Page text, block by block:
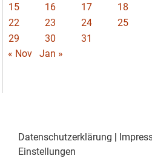
15
16 17 18
22
23 24 25
29
30
31
« Nov
Jan »
Datenschutzerklärung
Einstellungen